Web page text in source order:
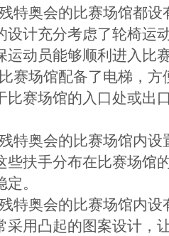
特奥会的比赛场馆都设
设计充分考虑了轮椅运
运动员能够顺利进入比
赛场馆配备了电梯，方
比赛场馆的入口处或出
特奥会的比赛场馆内设
些扶手分布在比赛场馆
。
特奥会的比赛场馆内设
采用凸起的图案设计，